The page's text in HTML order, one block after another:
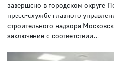
завершено в городском округе
пресс-службе главного
строительного надзора
заключение о соответствии...